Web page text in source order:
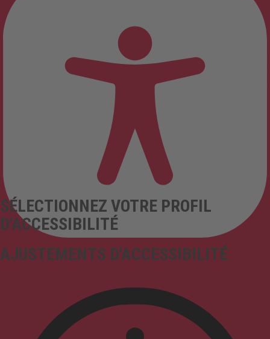
AJUSTEMENTS D'ACCESSIBILITÉ
SÉLECTIONNEZ VOTRE PROFIL
D'ACCESSIBILITÉ